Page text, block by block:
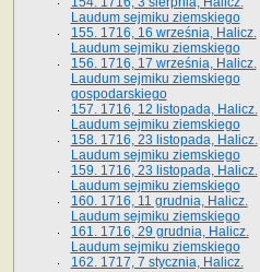
Laudum sejmiku ziemskiego
155. 1716, 16 września, Halicz.
Laudum sejmiku ziemskiego
156. 1716, 17 września, Halicz.
Laudum sejmiku ziemskiego
gospodarskiego
157. 1716, 12 listopada, Halicz.
Laudum sejmiku ziemskiego
158. 1716, 23 listopada, Halicz.
Laudum sejmiku ziemskiego
159. 1716, 23 listopada, Halicz.
Laudum sejmiku ziemskiego
160. 1716, 11 grudnia, Halicz.
Laudum sejmiku ziemskiego
161. 1716, 29 grudnia, Halicz.
Laudum sejmiku ziemskiego
162. 1717, 7 stycznia, Halicz.